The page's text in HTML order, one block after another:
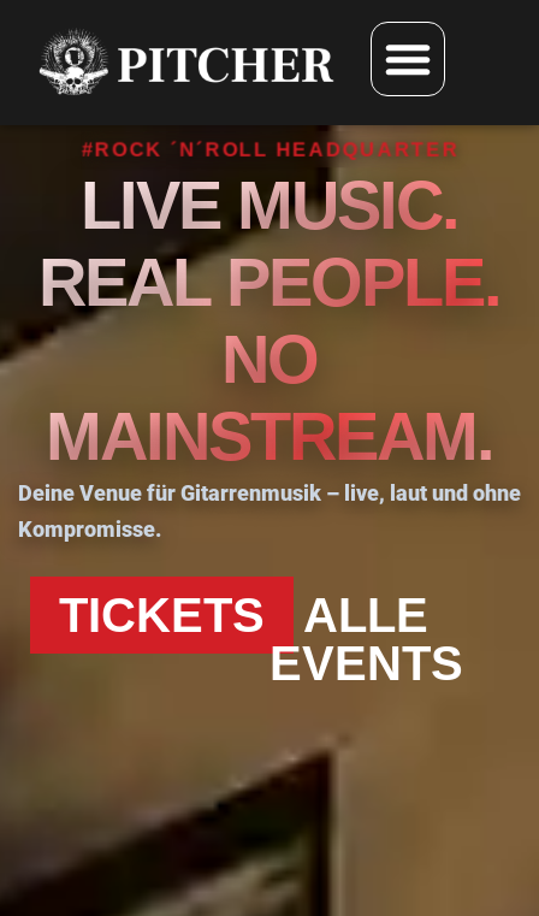
#ROCK ´N´ROLL HEADQUARTER
LIVE MUSIC.
REAL PEOPLE.
NO
MAINSTREAM.
Deine Venue für Gitarrenmusik – live, laut und ohne
Kompromisse.
TICKETS
ALLE
EVENTS